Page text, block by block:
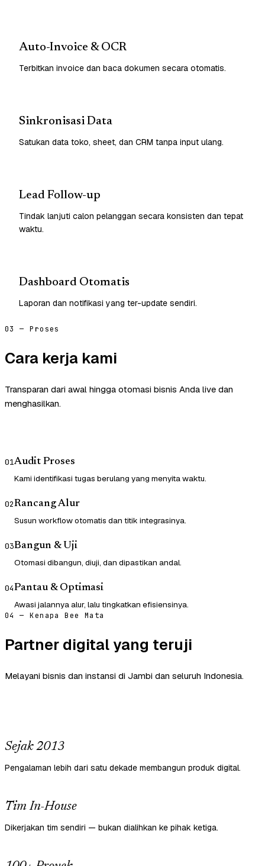
Auto-Invoice & OCR
Terbitkan invoice dan baca dokumen secara otomatis.
Sinkronisasi Data
Satukan data toko, sheet, dan CRM tanpa input ulang.
Lead Follow-up
Tindak lanjuti calon pelanggan secara konsisten dan tepat
waktu.
Dashboard Otomatis
Laporan dan notifikasi yang ter-update sendiri.
03 — Proses
Cara kerja kami
Transparan dari awal hingga otomasi bisnis Anda live dan
menghasilkan.
01Audit Proses
Kami identifikasi tugas berulang yang menyita waktu.
02Rancang Alur
Susun workflow otomatis dan titik integrasinya.
03Bangun & Uji
Otomasi dibangun, diuji, dan dipastikan andal.
04Pantau & Optimasi
Awasi jalannya alur, lalu tingkatkan efisiensinya.
04 — Kenapa Bee Mata
Partner digital yang teruji
Melayani bisnis dan instansi di Jambi dan seluruh Indonesia.
Sejak 2013
Pengalaman lebih dari satu dekade membangun produk digital.
Tim In-House
Dikerjakan tim sendiri — bukan dialihkan ke pihak ketiga.